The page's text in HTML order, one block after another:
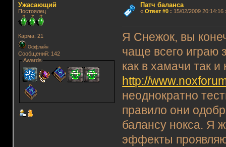
Ужасающий
Постоялец
Карма: 21
Оффлайн
Сообщений: 142
Awards
Патч баланса
« Ответ #0: 15/02/2009 20:14:16
Я Снежок, вы
чаще всего играю
как в хамачи так
http://
неоднократно
правило они
балансу нокса. Я
эффекты